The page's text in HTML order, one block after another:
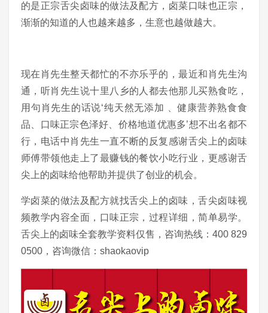
的是正宗舌尖卤味的做法及配方，卤菜口味也正宗，
渐渐的知道的人也越来越多，生意也越做越大。
现在肖先生整天都忙的不亦乐乎的，最近和肖先生沟
通，听肖先生说十里八乡的人都去他那儿买熟食吃，
用句肖先生的话说‘纯天然无添加 、健康营养熟食食
品、口味正宗色泽好、价格地道优惠多’想不出名都不
行，电话中肖先生一直不断的反复感谢舌尖上的卤味
师傅带领他走上了最赚钱的餐饮小吃行业，更感谢舌
尖上的卤味给他帮助并提供了创业的机会。
学卤菜的做法及配方就找舌尖上的卤味，舌尖卤味视
频教学内容全面，口味正宗，过程详细，简单易学。
舌尖上的卤味全套教学资料仅售，咨询热线：400 829
0500，咨询微信：shaokaovip